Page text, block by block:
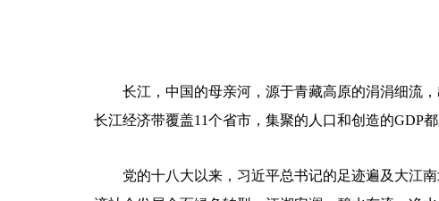
长江，中国的母亲河，源于青藏高原的涓涓细流
长江经济带覆盖11个省市，集聚的人口和创造的GDP
党的十八大以来，习近平总书记的足迹遍及大江